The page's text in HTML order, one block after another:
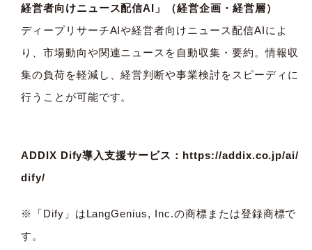
経営者向けニュース配信AI」（経営企画・経営層）
ディープリサーチAIや経営者向けニュース配信AIによ
り、市場動向や関連ニュースを自動収集・要約。情報収
集の負荷を軽減し、経営判断や事業検討をスピーディに
行うことが可能です。
ADDIX Dify導入支援サービス： https://addix.co.jp/ai/
dify/
※「Dify」はLangGenius, Inc.の商標または登録商標で
す。